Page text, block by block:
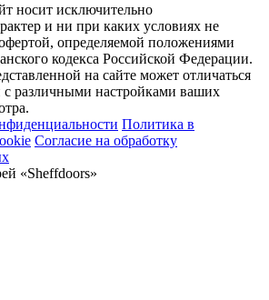
носит исключительно
и ни при каких условиях не
определяемой положениями
кодекса Российской Федерации.
на сайте может отличаться
с различными настройками ваших
Политика в
Согласие на обработку
«Sheffdoors»